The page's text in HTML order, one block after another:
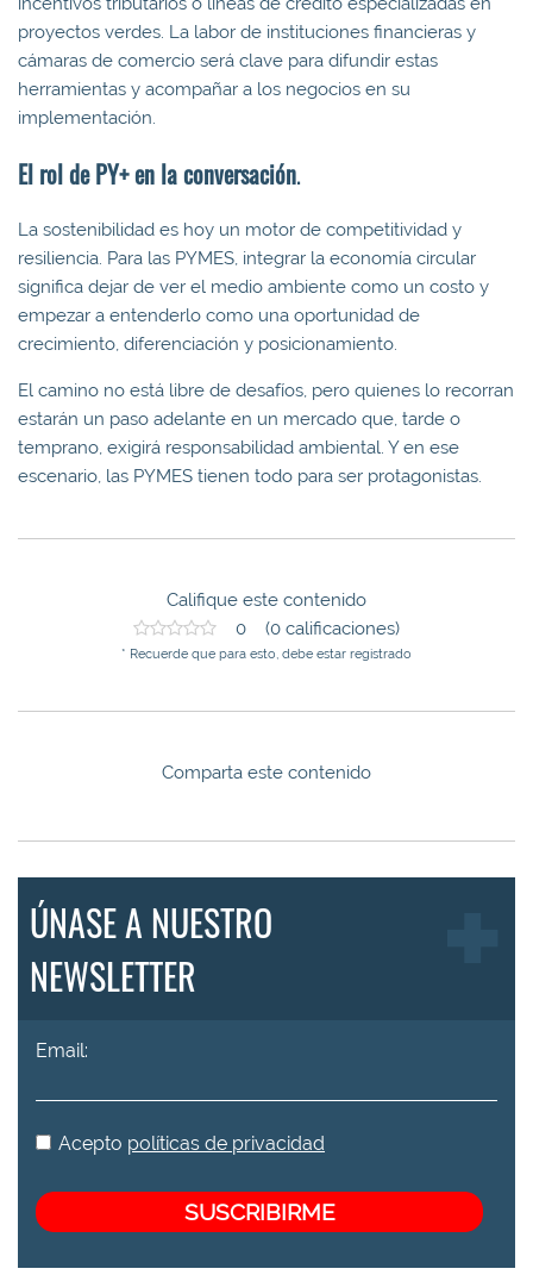
proyectos verdes. La labor de instituciones financieras y
cámaras de comercio será clave para difundir estas
herramientas y acompañar a los negocios en su
implementación.
El rol de PY+ en la conversación.
La sostenibilidad es hoy un motor de competitividad y
resiliencia. Para las PYMES, integrar la economía circular
significa dejar de ver el medio ambiente como un costo y
empezar a entenderlo como una oportunidad de
crecimiento, diferenciación y posicionamiento.
El camino no está libre de desafíos, pero quienes lo recorran
estarán un paso adelante en un mercado que, tarde o
temprano, exigirá responsabilidad ambiental. Y en ese
escenario, las PYMES tienen todo para ser protagonistas.
Califique este contenido
0 (0 calificaciones)
* Recuerde que para esto, debe estar registrado
Comparta este contenido
ÚNASE A NUESTRO
NEWSLETTER
Email:
Acepto políticas de privacidad